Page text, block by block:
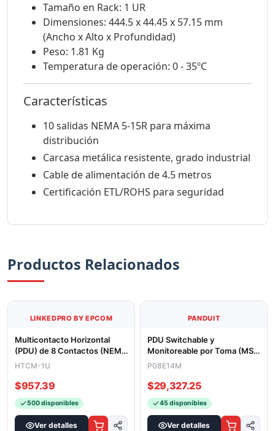
Tamaño en Rack: 1 UR
Dimensiones: 444.5 x 44.45 x 57.15 mm
(Ancho x Alto x Profundidad)
Peso: 1.81 Kg
Temperatura de operación: 0 - 35ºC
Características
10 salidas NEMA 5-15R para máxima
distribución
Carcasa metálica resistente, grado industrial
Cable de alimentación de 4.5 metros
Certificación ETL/ROHS para seguridad
Productos Relacionados
LINKEDPRO BY EPCOM
Multicontacto Horizontal
(PDU) de 8 Contactos (NEMA
5-15R) Rack 19" 1UR. Voltaje
HTCM-1U
$957.39
500 disponibles
Ver detalles
PANDUIT
PDU Switchable y
Monitoreable por Toma (MS)
para Distribución de Energía,
P08E14M
$29,327.25
45 disponibles
Ver detalles